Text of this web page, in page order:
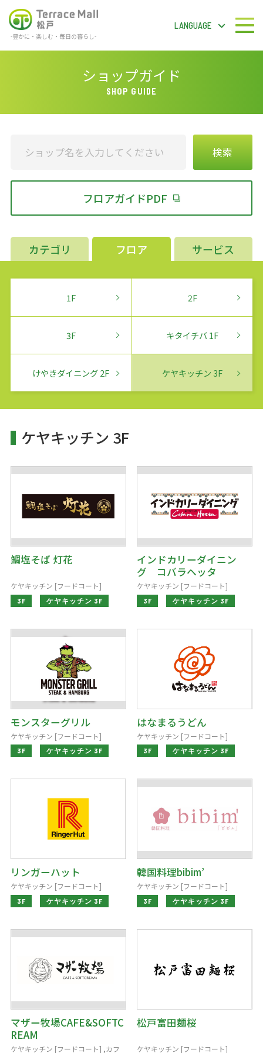
-豊かに・楽しむ・毎日の暮らし-
LANGUAGE
テラスモール松戸
LANGUAGE
イベント＆ニュース
駐車場出庫・出庫予測時間のご案内
イベントスペースご利用案内
プライバシーポリシー
ショップガイド
SHOP GUIDE
検索
フロアガイドPDF
カテゴリ フロア サービス
1F 2F
3F キタイチバ 1F
けやきダイニング 2F ケヤキッチン 3F
ケヤキッチン 3F
鯛塩そば 灯花
ケヤキッチン [フードコート]
3F ケヤキッチン 3F
インドカリーダイニン
グ コバラヘッタ
ケヤキッチン [フードコート]
3F ケヤキッチン 3F
モンスターグリル
ケヤキッチン [フードコート]
3F ケヤキッチン 3F
はなまるうどん
ケヤキッチン [フードコート]
3F ケヤキッチン 3F
リンガーハット
ケヤキッチン [フードコート]
3F ケヤキッチン 3F
韓国料理bibim’
ケヤキッチン [フードコート]
3F ケヤキッチン 3F
マザー牧場CAFE&SOFTC
REAM
ケヤキッチン [フードコート] ,カフ
松戸富田麺桜
ケヤキッチン [フードコート]